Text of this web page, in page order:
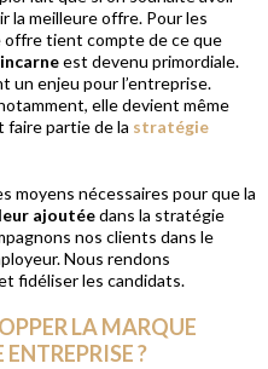
la meilleure offre. Pour les
offre tient compte de ce que
incarneest devenu primordiale.
un enjeu pour l’entreprise.
elle devient même
faire partie de la stratégie
moyens nécessaires pour que la
ajoutéedans la stratégie
nos clients dans le
Nous rendons
fidéliser les candidats.
LA MARQUE
?